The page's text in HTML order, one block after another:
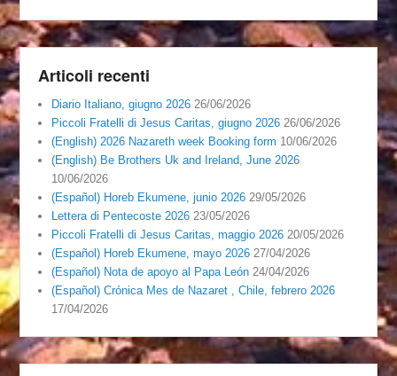
Articoli recenti
Diario Italiano, giugno 2026 26/06/2026
Piccoli Fratelli di Jesus Caritas, giugno 2026 26/06/2026
(English) 2026 Nazareth week Booking form 10/06/2026
(English) Be Brothers Uk and Ireland, June 2026
10/06/2026
(Español) Horeb Ekumene, junio 2026 29/05/2026
Lettera di Pentecoste 2026 23/05/2026
Piccoli Fratelli di Jesus Caritas, maggio 2026 20/05/2026
(Español) Horeb Ekumene, mayo 2026 27/04/2026
(Español) Nota de apoyo al Papa León 24/04/2026
(Español) Crónica Mes de Nazaret , Chile, febrero 2026
17/04/2026